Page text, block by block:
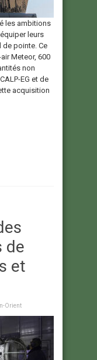
les ambitions
leurs
de pointe. Ce
Meteor, 600
non
EG et de
acquisition
de
et
Orient